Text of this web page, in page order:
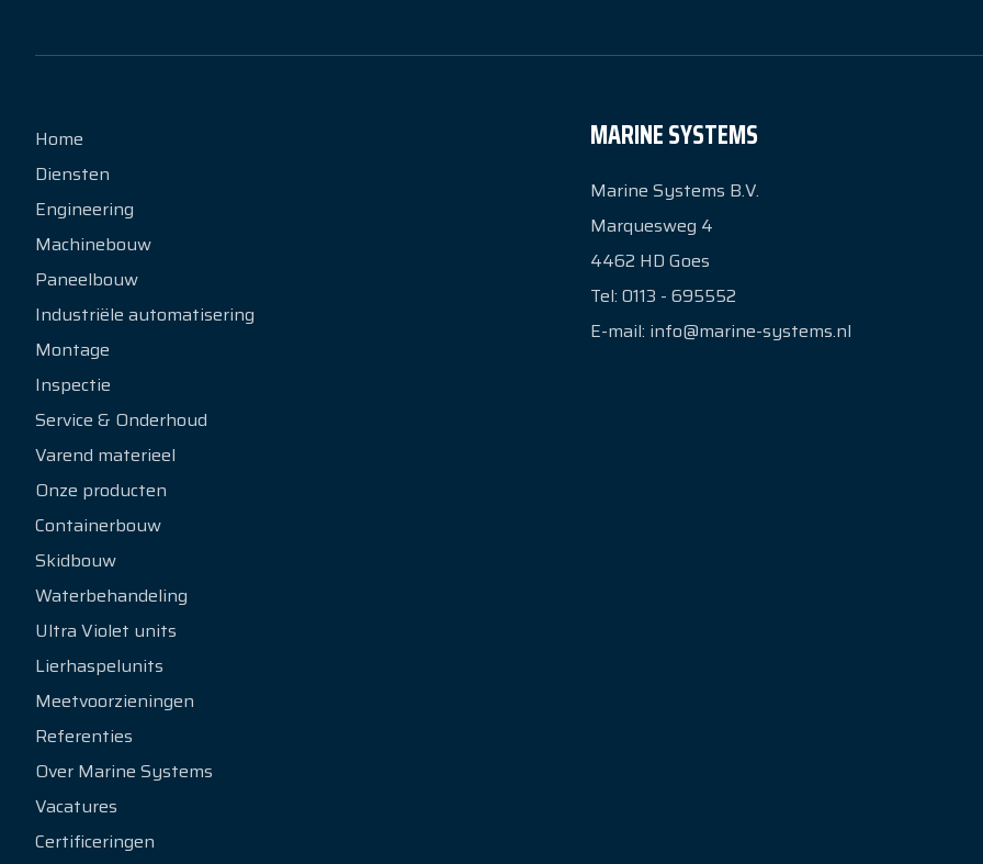
Home
Diensten
Engineering
Machinebouw
Paneelbouw
Industriële automatisering
Montage
Inspectie
Service & Onderhoud
Varend materieel
Onze producten
Containerbouw
Skidbouw
Waterbehandeling
Ultra Violet units
Lierhaspelunits
Meetvoorzieningen
Referenties
Over Marine Systems
Vacatures
Certificeringen
MARINE SYSTEMS
Marine Systems B.V.
Marquesweg 4
4462 HD Goes
Tel: 0113 - 695552
E-mail: info@marine-systems.nl